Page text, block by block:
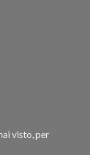
visto, per